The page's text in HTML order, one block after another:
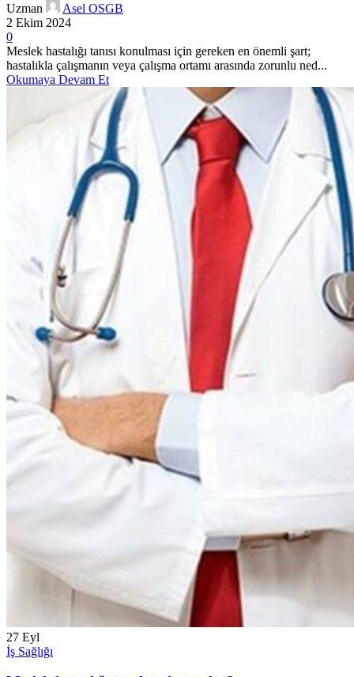
Uzman
Asel OSGB
2 Ekim 2024
0
Meslek hastalığı tanısı konulması için gereken en önemli şart;
hastalıkla çalışmanın veya çalışma ortamı arasında zorunlu ned...
Okumaya Devam Et
27 Eyl
İş Sağlığı